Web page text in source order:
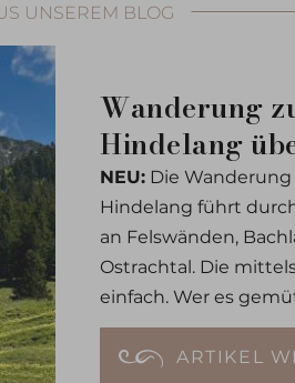
UNSEREM BLOG
Wanderung
Hindelang
NEU: Die
Hindelang führt
an Felswänden,
Ostrachtal. Die
einfach. Wer es
kurzen, leicht
oder einenARTIKEL